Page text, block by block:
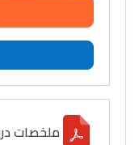
ملخصات